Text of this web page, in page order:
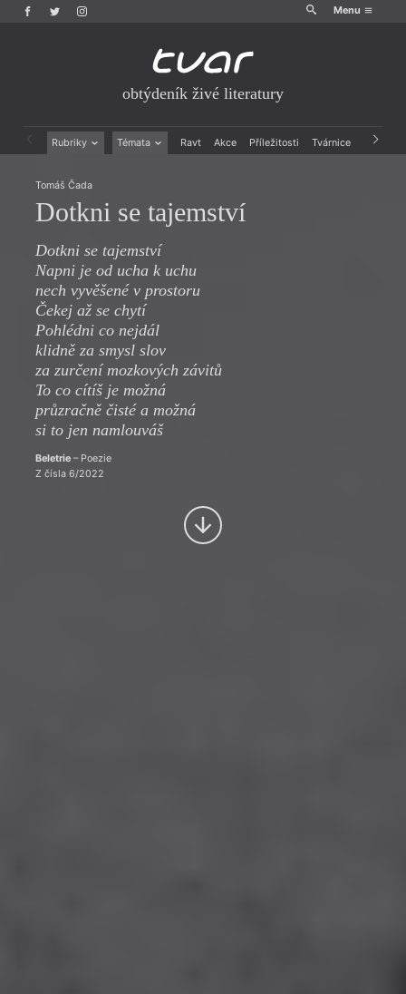
Menu
obtýdeník živé literatury
Rubriky Témata Ravt Akce Příležitosti Tvárnice Archiv
Drobná publicistika
Esejistika
Reportáže
Rozhovory
Právě vychází
Mauzoleum
Historie kolonialismu
Dokument
Výroční ceny
Tomáš Čada
Dotkni se tajemství
Dotkni se tajemství
Napni je od ucha k uchu
nech vyvěšené v prostoru
Čekej až se chytí
Pohlédni co nejdál
klidně za smysl slov
za zurčení mozkových závitů
To co cítíš je možná
průzračně čisté a možná
si to jen namlouváš
Beletrie– Poezie
Z čísla 6/2022